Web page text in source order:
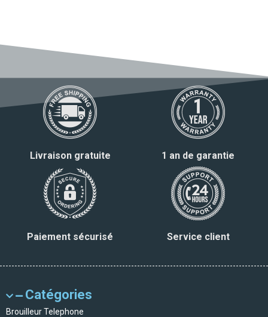
Livraison gratuite 1 an de garantie
Paiement sécurisé Service client
Catégories
Brouilleur Telephone